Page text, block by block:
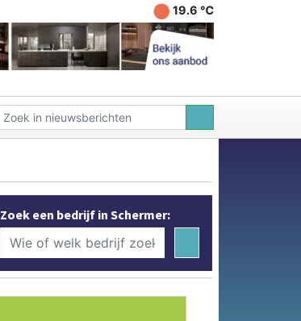
19.6 ℃
Zoek een bedrijf in Schermer: